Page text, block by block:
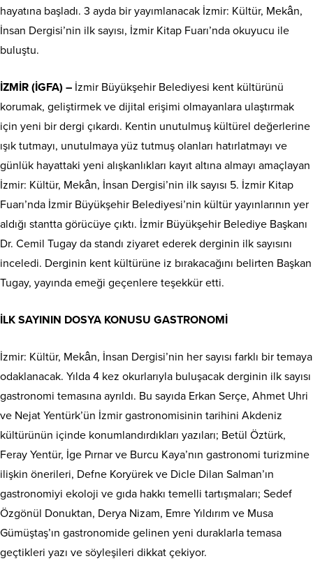
hayatına başladı. 3 ayda bir yayımlanacak İzmir: Kültür, Mekân,
İnsan Dergisi’nin ilk sayısı, İzmir Kitap Fuarı’nda okuyucu ile
buluştu.
İZMİR (İGFA) – İzmir Büyükşehir Belediyesi kent kültürünü
korumak, geliştirmek ve dijital erişimi olmayanlara ulaştırmak
için yeni bir dergi çıkardı. Kentin unutulmuş kültürel değerlerine
ışık tutmayı, unutulmaya yüz tutmuş olanları hatırlatmayı ve
günlük hayattaki yeni alışkanlıkları kayıt altına almayı amaçlayan
İzmir: Kültür, Mekân, İnsan Dergisi’nin ilk sayısı 5. İzmir Kitap
Fuarı’nda İzmir Büyükşehir Belediyesi’nin kültür yayınlarının yer
aldığı stantta görücüye çıktı. İzmir Büyükşehir Belediye Başkanı
Dr. Cemil Tugay da standı ziyaret ederek derginin ilk sayısını
inceledi. Derginin kent kültürüne iz bırakacağını belirten Başkan
Tugay, yayında emeği geçenlere teşekkür etti.
İLK SAYININ DOSYA KONUSU GASTRONOMİ
İzmir: Kültür, Mekân, İnsan Dergisi’nin her sayısı farklı bir temaya
odaklanacak. Yılda 4 kez okurlarıyla buluşacak derginin ilk sayısı
gastronomi temasına ayrıldı. Bu sayıda Erkan Serçe, Ahmet Uhri
ve Nejat Yentürk’ün İzmir gastronomisinin tarihini Akdeniz
kültürünün içinde konumlandırdıkları yazıları; Betül Öztürk,
Feray Yentür, İge Pırnar ve Burcu Kaya’nın gastronomi turizmine
ilişkin önerileri, Defne Koryürek ve Dicle Dilan Salman’ın
gastronomiyi ekoloji ve gıda hakkı temelli tartışmaları; Sedef
Özgönül Donuktan, Derya Nizam, Emre Yıldırım ve Musa
Gümüştaş’ın gastronomide gelinen yeni duraklarla temasa
geçtikleri yazı ve söyleşileri dikkat çekiyor.